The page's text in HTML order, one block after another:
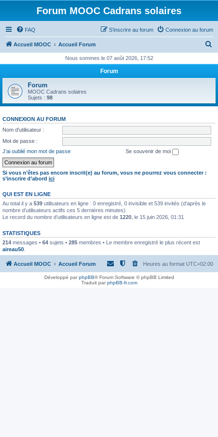
Forum MOOC Cadrans solaires
FAQ Connexion au forum
S’inscrire au forum
Accueil MOOC Accueil Forum
h
r
Nous sommes le 07 août 2026, 17:52
Forum
Forum
MOOC Cadrans solaires
Sujets : 98
CONNEXION AU FORUM
Nom d’utilisateur :
Mot de passe :
J’ai oublié mon mot de passe
Se souvenir de moi
Si vous n’êtes pas encore inscrit(e) au forum, vous ne pourrez vous connecter :
s’inscrire d’abord ici
QUI EST EN LIGNE
Au total il y a 539 utilisateurs en ligne : 0 enregistré, 0 invisible et 539 invités (d’après le
nombre d’utilisateurs actifs ces 5 dernières minutes)
Le record du nombre d’utilisateurs en ligne est de 1220 , le 15 juin 2026, 01:31
STATISTIQUES
214 messages • 64 sujets • 285 membres • Le membre enregistré le plus récent est
aireau50
Accueil MOOC Accueil Forum Heures au format UTC+02:00
Développé parphpBB® Forum Software © phpBB Limited
Traduit parphpBB-fr.com